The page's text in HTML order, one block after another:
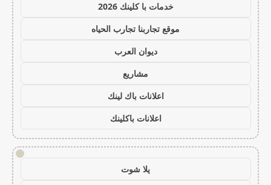
خدمات با كلينك 2026
موقع تجاربنا تجارب الحياه
ديوان العرب
مشاريع
اعلانات باك لينك
اعلانات باكلينك
!
يلا شوت